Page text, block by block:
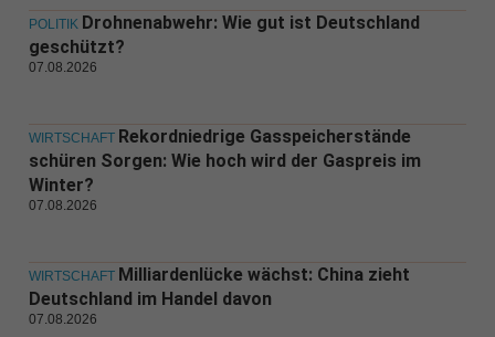
POLITIK Drohnenabwehr: Wie gut ist Deutschland
geschützt?
07.08.2026
WIRTSCHAFT Rekordniedrige Gasspeicherstände
schüren Sorgen: Wie hoch wird der Gaspreis im
Winter?
07.08.2026
WIRTSCHAFT Milliardenlücke wächst: China zieht
Deutschland im Handel davon
07.08.2026